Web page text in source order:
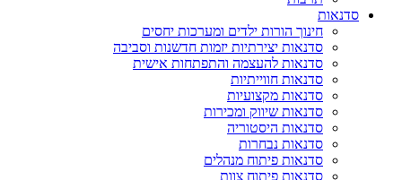
סדנאות
חינוך הורות ילדים ומערכות יחסים
סדנאות יצירתיות יזמות חדשנות וסביבה
סדנאות להעצמה והתפתחות אישית
סדנאות חווייתיות
סדנאות מקצועיות
סדנאות שיווק ומכירות
סדנאות היסטוריה
סדנאות נבחרות
סדנאות פיתוח מנהלים
סדנאות פיתוח צוות